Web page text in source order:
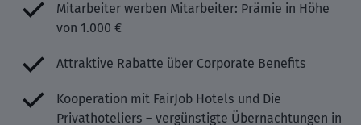
Mitarbeiter werben Mitarbeiter: Prämie in Höhe
von 1.000 €
Attraktive Rabatte über Corporate Benefits
Kooperation mit FairJob Hotels und Die
Privathoteliers – vergünstigte Übernachtungen in